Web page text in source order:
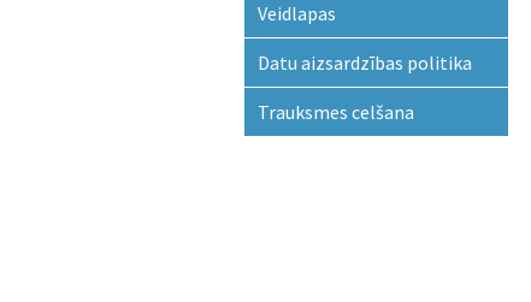
Veidlapas
Datu aizsardzības politika
Trauksmes celšana